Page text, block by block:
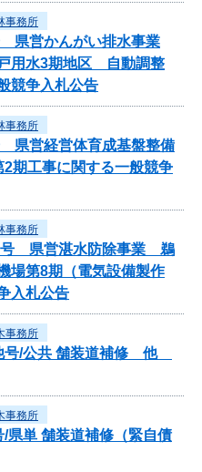
事務所
県営かんがい排水事業
用水3期地区 自動調整
競争入札公告
事務所
県営経営体育成基盤整備
工事に関する一般競争
事務所
号 県営湛水防除事業 鵜
第8期（電気設備製作
入札公告
事務所
号/公共 舗装道補修 他
事務所
/県単 舗装道補修（緊自債